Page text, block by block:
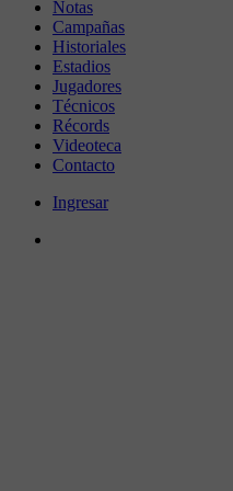
Notas
Campañas
Historiales
Estadios
Jugadores
Técnicos
Récords
Videoteca
Contacto
Ingresar